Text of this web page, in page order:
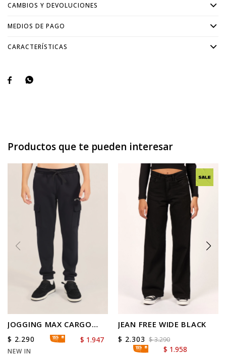
CAMBIOS Y DEVOLUCIONES
MEDIOS DE PAGO
CARACTERÍSTICAS
 
Productos que te pueden interesar
JOGGING MAX CARGO
ARCH BOYS
$ 2.290 $ 1.947
NEW IN
JEAN FREE WIDE BLACK
$ 2.303 $3.290
$ 1.958